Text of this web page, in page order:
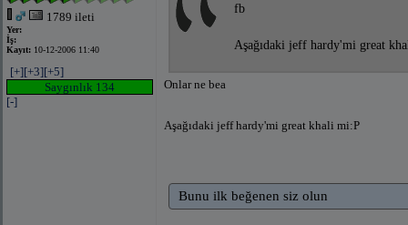
1789 ileti
Yer:
İş:
Kayıt: 10-12-2006 11:40
[+][+3][+5]
Saygınlık 134
[-]
fb
Aşağıdaki jeff hardy'mi great
Onlar ne bea
Aşağıdaki jeff hardy'mi great khali mi:P
Bunu ilk beğenen siz olun